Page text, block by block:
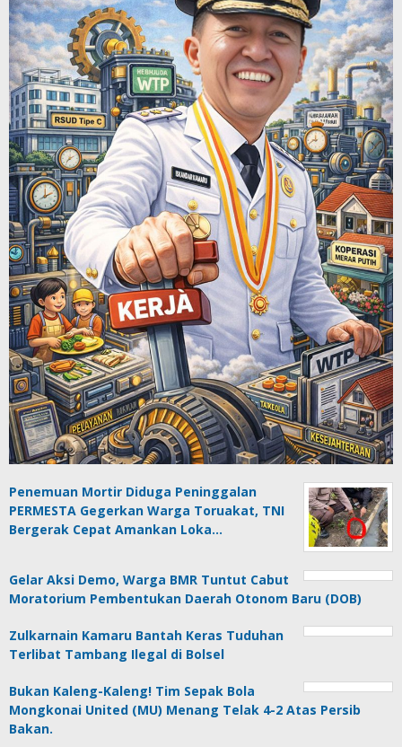
Penemuan Mortir Diduga Peninggalan
PERMESTA Gegerkan Warga Toruakat, TNI
Bergerak Cepat Amankan Loka…
Gelar Aksi Demo, Warga BMR Tuntut Cabut
Moratorium Pembentukan Daerah Otonom Baru (DOB)
Zulkarnain Kamaru Bantah Keras Tuduhan
Terlibat Tambang Ilegal di Bolsel
Bukan Kaleng-Kaleng! Tim Sepak Bola
Mongkonai United (MU) Menang Telak 4-2 Atas Persib
Bakan.